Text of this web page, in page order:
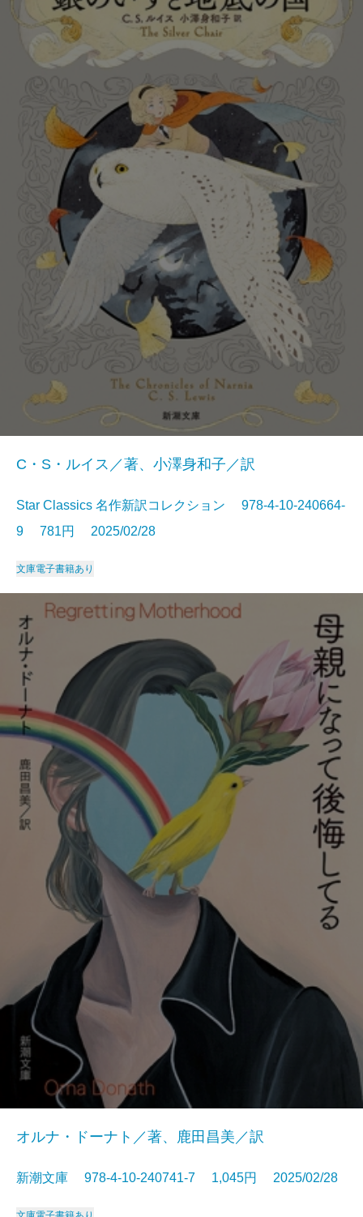
C・S・ルイス／著、小澤身和子／訳
Star Classics 名作新訳コレクション 978-4-10-240664-
9 781円 2025/02/28
文庫電子書籍あり
オルナ・ドーナト／著、鹿田昌美／訳
新潮文庫 978-4-10-240741-7 1,045円 2025/02/28